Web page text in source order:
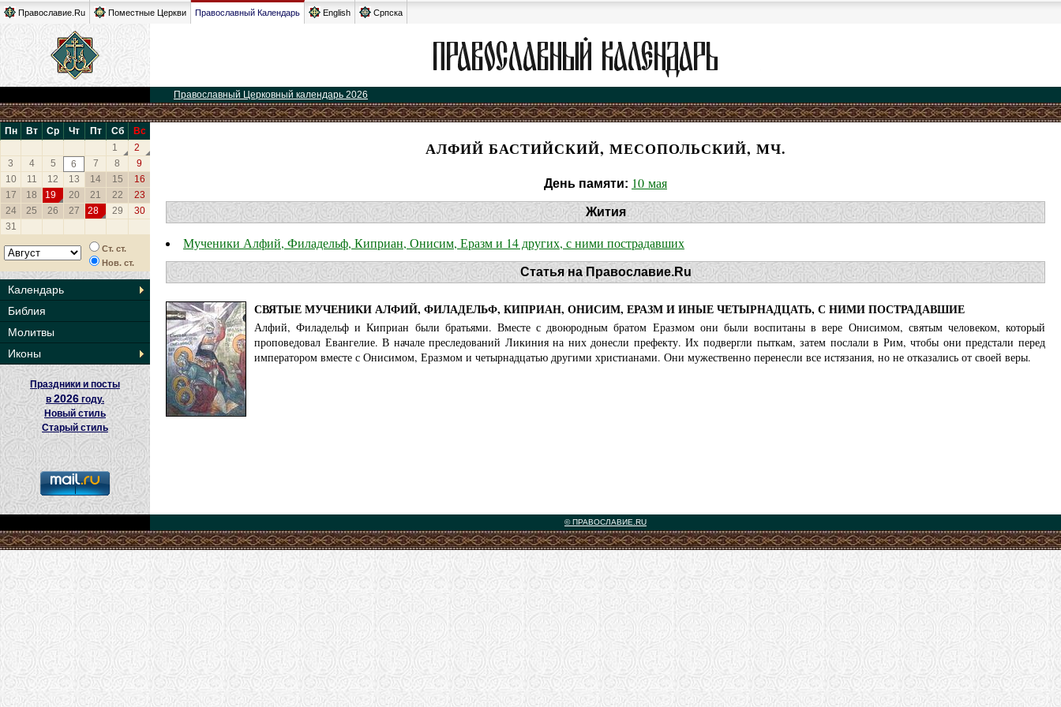
Православие.Ru Поместные Церкви Православный Календарь English Српска
Православный Церковный календарь 2026
Пн Вт Ср Чт Пт Сб
Вс
1
2
3
4 5 6 7 8
9
10
11 12 13 14 15
16
17
18 19 20 21 22
23
24
25 26 27 28 29
30
31
Ст. ст.
Нов. ст.
Календарь
Библия
Молитвы
Иконы
Праздники и посты
в2026 году.
Новый стиль
Старый стиль
АЛФИЙ БАСТИЙСКИЙ, МЕСОПОЛЬСКИЙ, МЧ.
День памяти: 10 мая
Жития
Мученики Алфий, Филадельф, Киприан, Онисим, Еразм и 14 других, с ними пострадавших
Статья на Православие.Ru
СВЯТЫЕ МУЧЕНИКИ АЛФИЙ, ФИЛАДЕЛЬФ, КИПРИАН, ОНИСИМ, ЕРАЗМ И ИНЫЕ ЧЕТЫРНАДЦАТЬ, С НИМИ ПОСТРАДАВШИЕ
Алфий, Филадельф и Киприан были братьями. Вместе с двоюродным братом Еразмом они были воспитаны в вере Онисимом, святым человеком, который
проповедовал Евангелие. В начале преследований Ликиния на них донесли префекту. Их подвергли пыткам, затем послали в Рим, чтобы они предстали перед
императором вместе с Онисимом, Еразмом и четырнадцатью другими христианами. Они мужественно перенесли все истязания, но не отказались от своей веры.
© ПРАВОСЛАВИЕ.RU